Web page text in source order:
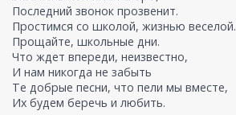
Последний звонок прозвенит.
Простимся со школой, жизнью веселой.
Прощайте, школьные дни.
Что ждет впереди, неизвестно,
И нам никогда не забыть
Те добрые песни, что пели мы вместе,
Их будем беречь и любить.